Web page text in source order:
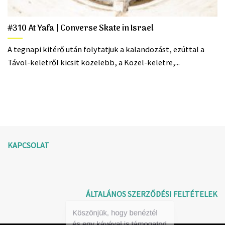
#310 At Yafa | Converse Skate in Israel
A tegnapi kitérő után folytatjuk a kalandozást, ezúttal a
Távol-keletről kicsit közelebb, a Közel-keletre,...
KAPCSOLAT
ÁLTALÁNOS SZERZŐDÉSI FELTÉTELEK
Köszönjük, hogy benéztél